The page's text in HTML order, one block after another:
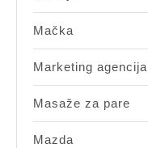
Mačka
Marketing agencija
Masaže za pare
Mazda